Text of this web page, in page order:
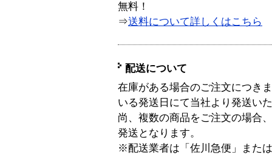
無料！
⇒送料について詳しくはこちら
配送について
在庫がある場合のご注文につき
いる発送日にて当社より発送い
尚、複数の商品をご注文の場合
発送となります。
※配送業者は「佐川急便」また